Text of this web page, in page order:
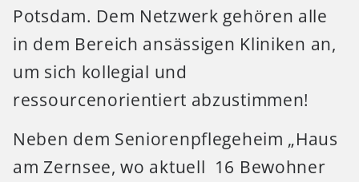
Potsdam. Dem Netzwerk gehören alle
in dem Bereich ansässigen Kliniken an,
um sich kollegial und
ressourcenorientiert abzustimmen!
Neben dem Seniorenpflegeheim „Haus
am Zernsee, wo aktuell 16 Bewohner